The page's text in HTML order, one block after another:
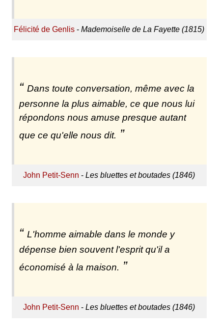
Félicité de Genlis -Mademoiselle de La Fayette (1815)
Dans toute conversation, même avec la
personne la plus aimable, ce que nous lui
répondons nous amuse presque autant
que ce qu'elle nous dit.
John Petit-Senn -Les bluettes et boutades (1846)
L'homme aimable dans le monde y
dépense bien souvent l'esprit qu'il a
économisé à la maison.
John Petit-Senn -Les bluettes et boutades (1846)